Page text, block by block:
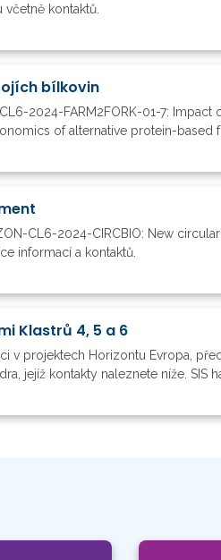
kontaktů.
bílkovin
2024-FARM2FORK-01-7:
of alternative protein-based
CL6-2024-CIRCBIO: New
informací a kontaktů.
Klastrů 4, 5 a 6
v projektech Horizontu Evropa,
jejíž kontakty naleznete níže. SIS